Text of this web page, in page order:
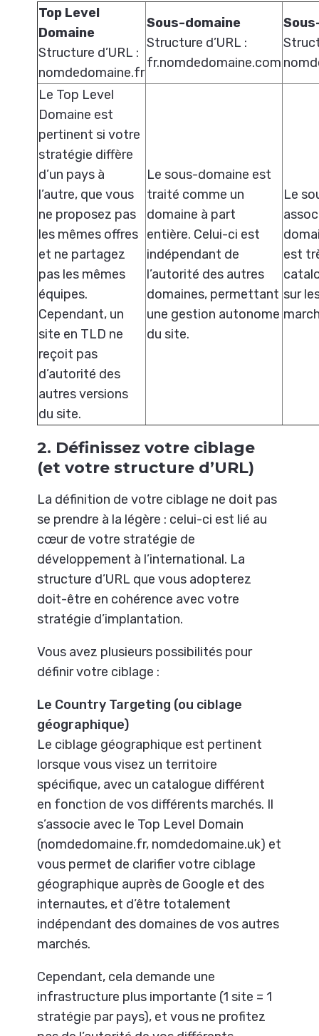
Top Level
Domaine
Structure d’URL :
nomdedomaine.fr
Sous-domaine
Structure d’URL :
fr.nomdedomaine.com
Le Top Level
Domaine est
pertinent si votre
stratégie diffère
d’un pays à
l’autre, que vous
ne proposez pas
les mêmes offres
et ne partagez
pas les mêmes
équipes.
Cependant, un
site en TLD ne
reçoit pas
d’autorité des
autres versions
du site.
Le sous-domaine est
traité comme un
domaine à part
entière. Celui-ci est
indépendant de
l’autorité des autres
domaines, permettant
une gestion autonome
du site.
Le
est
sur
2. Définissez votre ciblage
(et votre structure d’URL)
La définition de votre ciblage ne doit pas
se prendre à la légère : celui-ci est lié au
cœur de votre stratégie de
développement à l’international. La
structure d’URL que vous adopterez
doit-être en cohérence avec votre
stratégie d’implantation.
Vous avez plusieurs possibilités pour
définir votre ciblage :
Le Country Targeting (ou ciblage
géographique)
Le ciblage géographique est pertinent
lorsque vous visez un territoire
spécifique, avec un catalogue différent
en fonction de vos différents marchés. Il
s’associe avec le Top Level Domain
(nomdedomaine.fr, nomdedomaine.uk) et
vous permet de clarifier votre ciblage
géographique auprès de Google et des
internautes, et d’être totalement
indépendant des domaines de vos autres
marchés.
Cependant, cela demande une
infrastructure plus importante (1 site = 1
stratégie par pays), et vous ne profitez